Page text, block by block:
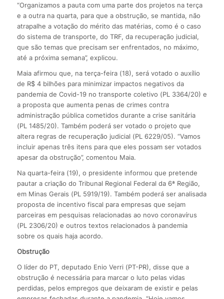
“Organizamos a pauta com uma parte dos projetos na terça
e a outra na quarta, para que a obstrução, se mantida, não
atrapalhe a votação do mérito das matérias, como é o caso
do sistema de transporte, do TRF, da recuperação judicial,
que são temas que precisam ser enfrentados, no máximo,
até a próxima semana”, explicou.
Maia afirmou que, na terça-feira (18), será votado o auxílio
de R$ 4 bilhões para minimizar impactos negativos da
pandemia de Covid-19 no transporte coletivo (PL 3364/20) e
a proposta que aumenta penas de crimes contra
administração pública cometidos durante a crise sanitária
(PL 1485/20). Também poderá ser votado o projeto que
altera regras de recuperação judicial (PL 6229/05). “Vamos
incluir apenas três itens para que eles possam ser votados
apesar da obstrução”, comentou Maia.
Na quarta-feira (19), o presidente informou que pretende
pautar a criação do Tribunal Regional Federal da 6ª Região,
em Minas Gerais (PL 5919/19). Também poderá ser analisada
proposta de incentivo fiscal para empresas que sejam
parceiras em pesquisas relacionadas ao novo coronavírus
(PL 2306/20) e outros textos relacionados à pandemia
sobre os quais haja acordo.
Obstrução
O líder do PT, deputado Enio Verri (PT-PR), disse que a
obstrução é necessária para marcar o luto pelas vidas
perdidas, pelos empregos que deixaram de existir e pelas